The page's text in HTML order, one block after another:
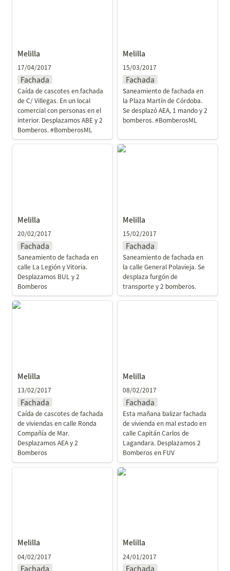
Melilla
17/04/2017
Fachada
Caída de cascotes en fachada
de C/ Villegas. En un local
comercial con personas en el
interior. Desplazamos ABE y 2
Bomberos. #BomberosML
Melilla
15/03/2017
Fachada
Saneamiento de fachada en
la Plaza Martín de Córdoba.
Se desplazó AEA, 1 mando y 2
bomberos. #BomberosML
Melilla
20/02/2017
Fachada
Saneamiento de fachada en
calle La Legión y Vitoria.
Desplazamos BUL y 2
Bomberos
Melilla
Melilla
15/02/2017
Fachada
Saneamiento de fachada en
la calle General Polavieja. Se
desplaza furgón de
transporte y 2 bomberos.
Melilla
Melilla
13/02/2017
Fachada
Caída de cascotes de fachada
de viviendas en calle Ronda
Compañía de Mar.
Desplazamos AEA y 2
Bomberos
Melilla
08/02/2017
Fachada
Esta mañana balizar fachada
de vivienda en mal estado en
calle Capitán Carlos de
Lagandara. Desplazamos 2
Bomberos en FUV
Melilla
04/02/2017
Fachada
Melilla
Melilla
24/01/2017
Fachada